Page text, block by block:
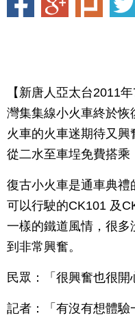
【新唐人亞太台2011
灣集集線小火車終於
火車的火車迷期待又
從二水至車埕免費搭乘
復古小火車是通車典
可以行駛的CK101 及
一樣的鐵道風情，很
到非常興奮。
民眾：「很興奮也很開
記者：「有沒有想體驗